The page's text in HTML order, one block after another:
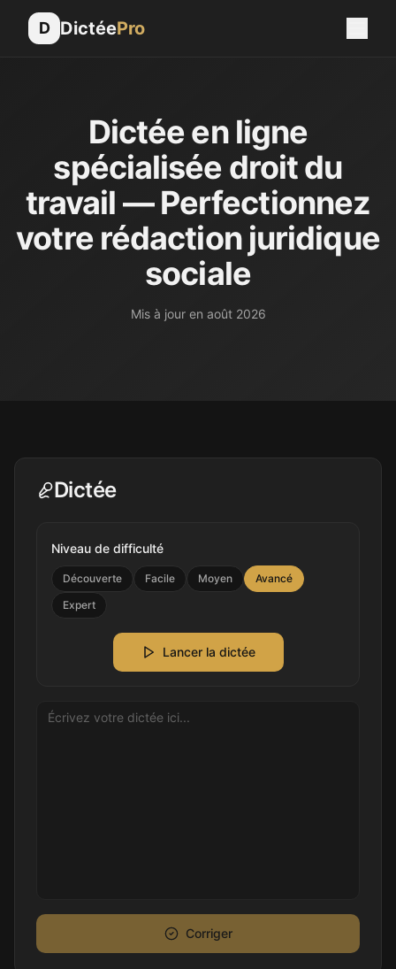
D DictéePro
Dictée en ligne
spécialisée droit du
travail — Perfectionnez
votre rédaction juridique
sociale
Mis à jour en août 2026
Dictée
Niveau de difficulté
Découverte Facile Moyen
Avancé
Expert
Lancer la dictée
Corriger